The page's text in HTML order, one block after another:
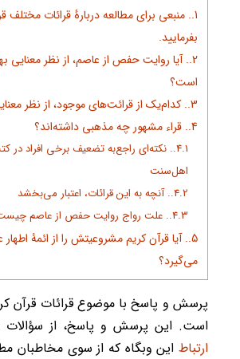
1. منبعی برای مطالعه دربارۀ قرائات مختلف
بفرمایید.
2. آیا روایت حفص از عاصم، از نظر معنایی
است؟
3. کدام‌یک از قرائت‌های موجود، از نظر
4. قراء مشهور چه مذهبی داشته‌اند؟
4.1. نکته‌ای راجع‌به تضعیف برخی افراد در
اهل‌سنت
4.2. آنچه به این قرائات، اعتبار می‌بخشد
4.3. علت رواج روایت حفص از عاصم
5. آیا قرآن کریم مشروعیتش را از ائمۀ اطهار
می‌گیرد؟
پرسش و پاسخ با موضوع قرائات قرآن
است. این پرسش و پاسخ، از
ارتباط این وبگاه که از سوی مخاطبان